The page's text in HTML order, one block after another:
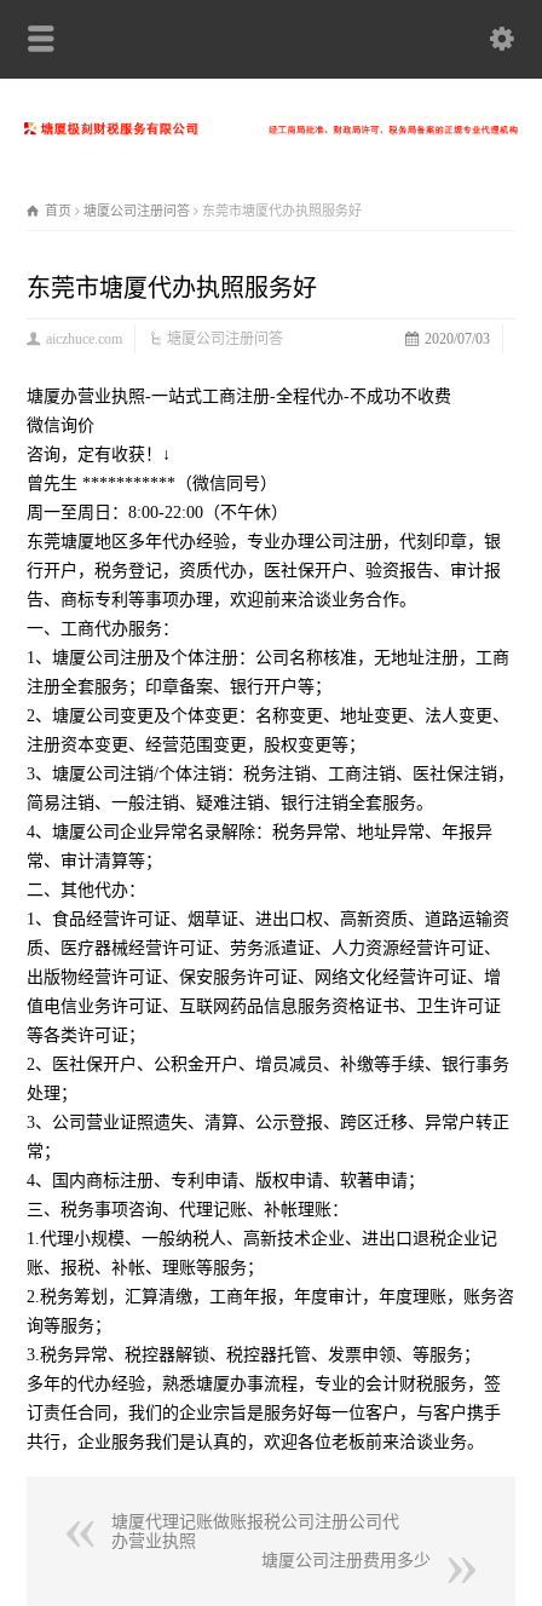
首页 塘厦公司注册问答 东莞市塘厦代办执照服务好
东莞市塘厦代办执照服务好
2020/07/03
aiczhuce.com 塘厦公司注册问答
塘厦办营业执照-一站式工商注册-全程代办-不成功不收费
微信询价
咨询，定有收获！↓
曾先生 ***********（微信同号）
周一至周日：8:00-22:00（不午休）
东莞塘厦地区多年代办经验，专业办理公司注册，代刻印章，银
行开户，税务登记，资质代办，医社保开户、验资报告、审计报
告、商标专利等事项办理，欢迎前来洽谈业务合作。
一、工商代办服务：
1、塘厦公司注册及个体注册：公司名称核准，无地址注册，工商
注册全套服务；印章备案、银行开户等；
2、塘厦公司变更及个体变更：名称变更、地址变更、法人变更、
注册资本变更、经营范围变更，股权变更等；
3、塘厦公司注销/个体注销：税务注销、工商注销、医社保注销，
简易注销、一般注销、疑难注销、银行注销全套服务。
4、塘厦公司企业异常名录解除：税务异常、地址异常、年报异
常、审计清算等；
二、其他代办：
1、食品经营许可证、烟草证、进出口权、高新资质、道路运输资
质、医疗器械经营许可证、劳务派遣证、人力资源经营许可证、
出版物经营许可证、保安服务许可证、网络文化经营许可证、增
值电信业务许可证、互联网药品信息服务资格证书、卫生许可证
等各类许可证；
2、医社保开户、公积金开户、增员减员、补缴等手续、银行事务
处理；
3、公司营业证照遗失、清算、公示登报、跨区迁移、异常户转正
常；
4、国内商标注册、专利申请、版权申请、软著申请；
三、税务事项咨询、代理记账、补帐理账：
1.代理小规模、一般纳税人、高新技术企业、进出口退税企业记
账、报税、补帐、理账等服务；
2.税务筹划，汇算清缴，工商年报，年度审计，年度理账，账务咨
询等服务；
3.税务异常、税控器解锁、税控器托管、发票申领、等服务；
多年的代办经验，熟悉塘厦办事流程，专业的会计财税服务，签
订责任合同，我们的企业宗旨是服务好每一位客户，与客户携手
共行，企业服务我们是认真的，欢迎各位老板前来洽谈业务。
塘厦代理记账做账报税公司注册公司代
办营业执照
塘厦公司注册费用多少